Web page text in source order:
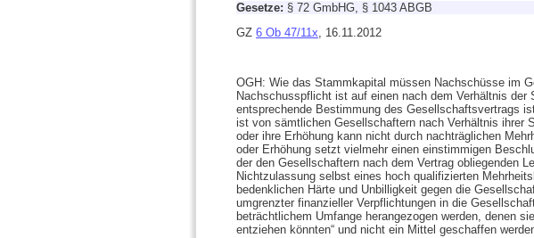
Gesetze: § 72 GmbHG, § 1043 ABGB
GZ 6 Ob 47/11x, 16.11.2012
OGH: Wie das Stammkapital müssen Nachschüsse im
Nachschusspflicht ist auf einen nach dem Verhältnis
entsprechende Bestimmung des Gesellschaftsvertrags
ist von sämtlichen Gesellschaftern nach Verhältnis ihrer
oder ihre Erhöhung kann nicht durch nachträglichen
oder Erhöhung setzt vielmehr einen einstimmigen
der den Gesellschaftern nach dem Vertrag obliegenden
Nichtzulassung selbst eines hoch qualifizierten
bedenklichen Härte und Unbilligkeit gegen die
umgrenzter finanzieller Verpflichtungen in die
beträchtlichem Umfange herangezogen werden, denen
entziehen könnten“ und nicht ein Mittel geschaffen